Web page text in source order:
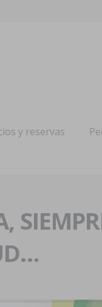
y reservas